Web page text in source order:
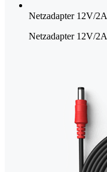
Netzadapter 12V/2A
Netzadapter 12V/2A